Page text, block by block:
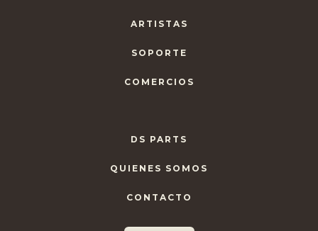
ARTISTAS
SOPORTE
COMERCIOS
DS PARTS
QUIENES SOMOS
CONTACTO